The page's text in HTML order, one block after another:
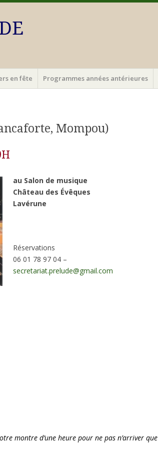
en fête Programmes années antérieures
Mompou)
au Salon de musique
Château des Évêques
Lavérune
Réservations
06 01 78 97 04 –
secretariat.prelude@gmail.com
montre d’une heure pour ne pas n’arriver que